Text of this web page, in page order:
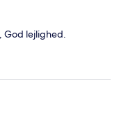
God lejlighed.